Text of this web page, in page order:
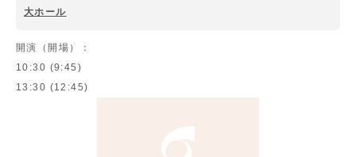
大ホール
開演（開場）：
10:30 (9:45)
13:30 (12:45)